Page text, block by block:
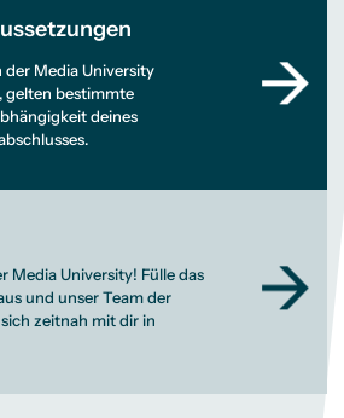
Media University
gelten bestimmte
deines
Media University! Fülle das
und unser Team der
zeitnah mit dir in